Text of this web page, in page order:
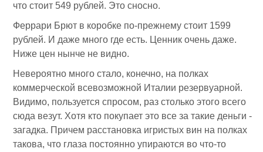
что стоит 549 рублей. Это сносно.
Феррари Брют в коробке по-прежнему стоит 1599
рублей. И даже много где есть. Ценник очень даже.
Ниже цен нынче не видно.
Невероятно много стало, конечно, на полках
коммерческой всевозможной Италии резервуарной.
Видимо, пользуется спросом, раз столько этого всего
сюда везут. Хотя кто покупает это все за такие деньги -
загадка. Причем расстановка игристых вин на полках
такова, что глаза постоянно упираются во что-то